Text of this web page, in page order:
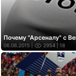
Почему "Арсеналу" с
06.06.2015 | 2954 | 18